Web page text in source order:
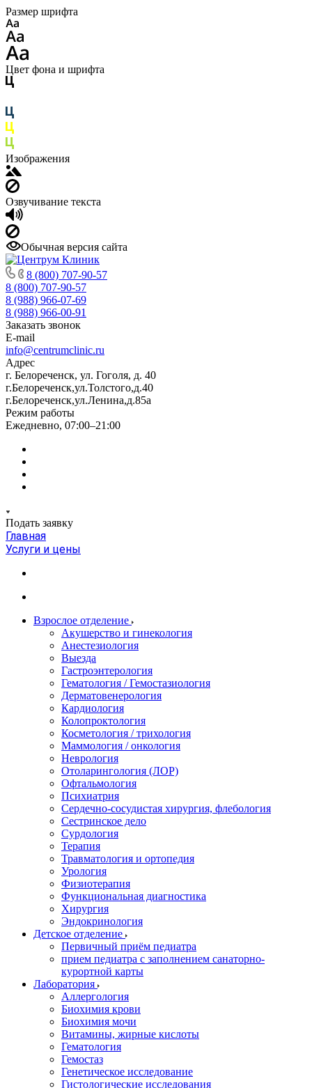
Размер шрифта
Цвет фона и шрифта
Изображения
Озвучивание текста
Обычная версия сайта
8 (800) 707-90-57
8 (800) 707-90-57
8 (988) 966-07-69
8 (988) 966-00-91
Заказать звонок
E-mail
info@centrumclinic.ru
Адрес
г. Белореченск, ул. Гоголя, д. 40
г.Белореченск,ул.Толстого,д.40
г.Белореченск,ул.Ленина,д.85а
Режим работы
Ежедневно, 07:00–21:00
Подать заявку
Главная
Услуги и цены
Взрослое отделение
Акушерство и гинекология
Анестезиология
Выезда
Гастроэнтерология
Гематология / Гемостазиология
Дерматовенерология
Кардиология
Колопроктология
Косметология / трихология
Маммология / онкология
Неврология
Отоларингология (ЛОР)
Офтальмология
Психиатрия
Сердечно-сосудистая хирургия, флебология
Сестринское дело
Сурдология
Терапия
Травматология и ортопедия
Урология
Физиотерапия
Функциональная диагностика
Хирургия
Эндокринология
Детское отделение
Первичный приём педиатра
прием педиатра с заполнением санаторно-
курортной карты
Лаборатория
Аллергология
Биохимия крови
Биохимия мочи
Витамины, жирные кислоты
Гематология
Гемостаз
Генетическое исследование
Гистологические исследования